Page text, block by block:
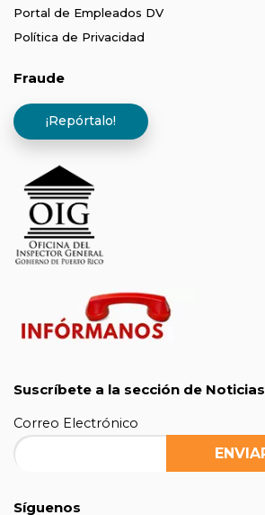
Portal de Empleados DV
Política de Privacidad
Fraude
¡Repórtalo!
Suscríbete a la sección de Noticias
Correo Electrónico
Síguenos